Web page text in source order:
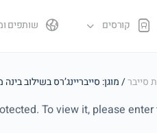
קורסים שותפים
סייבר/ מוגן: סייבריינג’רס בשילוב בינה
To view it, please